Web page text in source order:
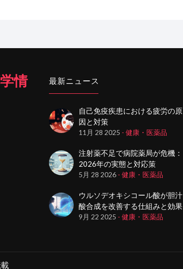
情 最新ニュース
自己免疫疾患における疲労の原
因と対策
11月 28 2025 - 健康・医薬品
注射薬不足で病院薬局が危機：
2026年の実態と対応策
5月 28 2026 - 健康・医薬品
ウルソデオキシコール酸が胆汁
酸合成を改善する仕組みと効果
9月 22 2025 - 健康・医薬品